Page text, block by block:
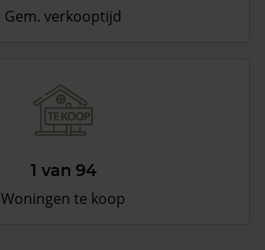
Gem. verkooptijd
1 van 94
Woningen te koop